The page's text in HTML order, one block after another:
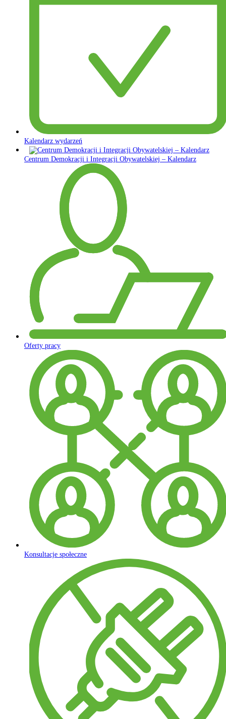
Kalendarz wydarzeń
Centrum Demokracji i Integracji Obywatelskiej – Kalendarz
Oferty pracy
Konsultacje społeczne